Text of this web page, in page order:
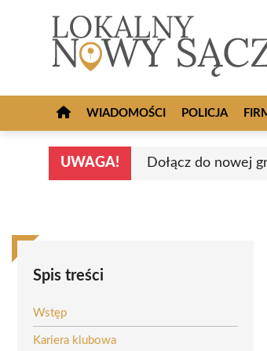
WIADOMOŚCI POLICJA
UWAGA! Dołącz do nowej
Spis treści
Wstęp
Kariera klubowa